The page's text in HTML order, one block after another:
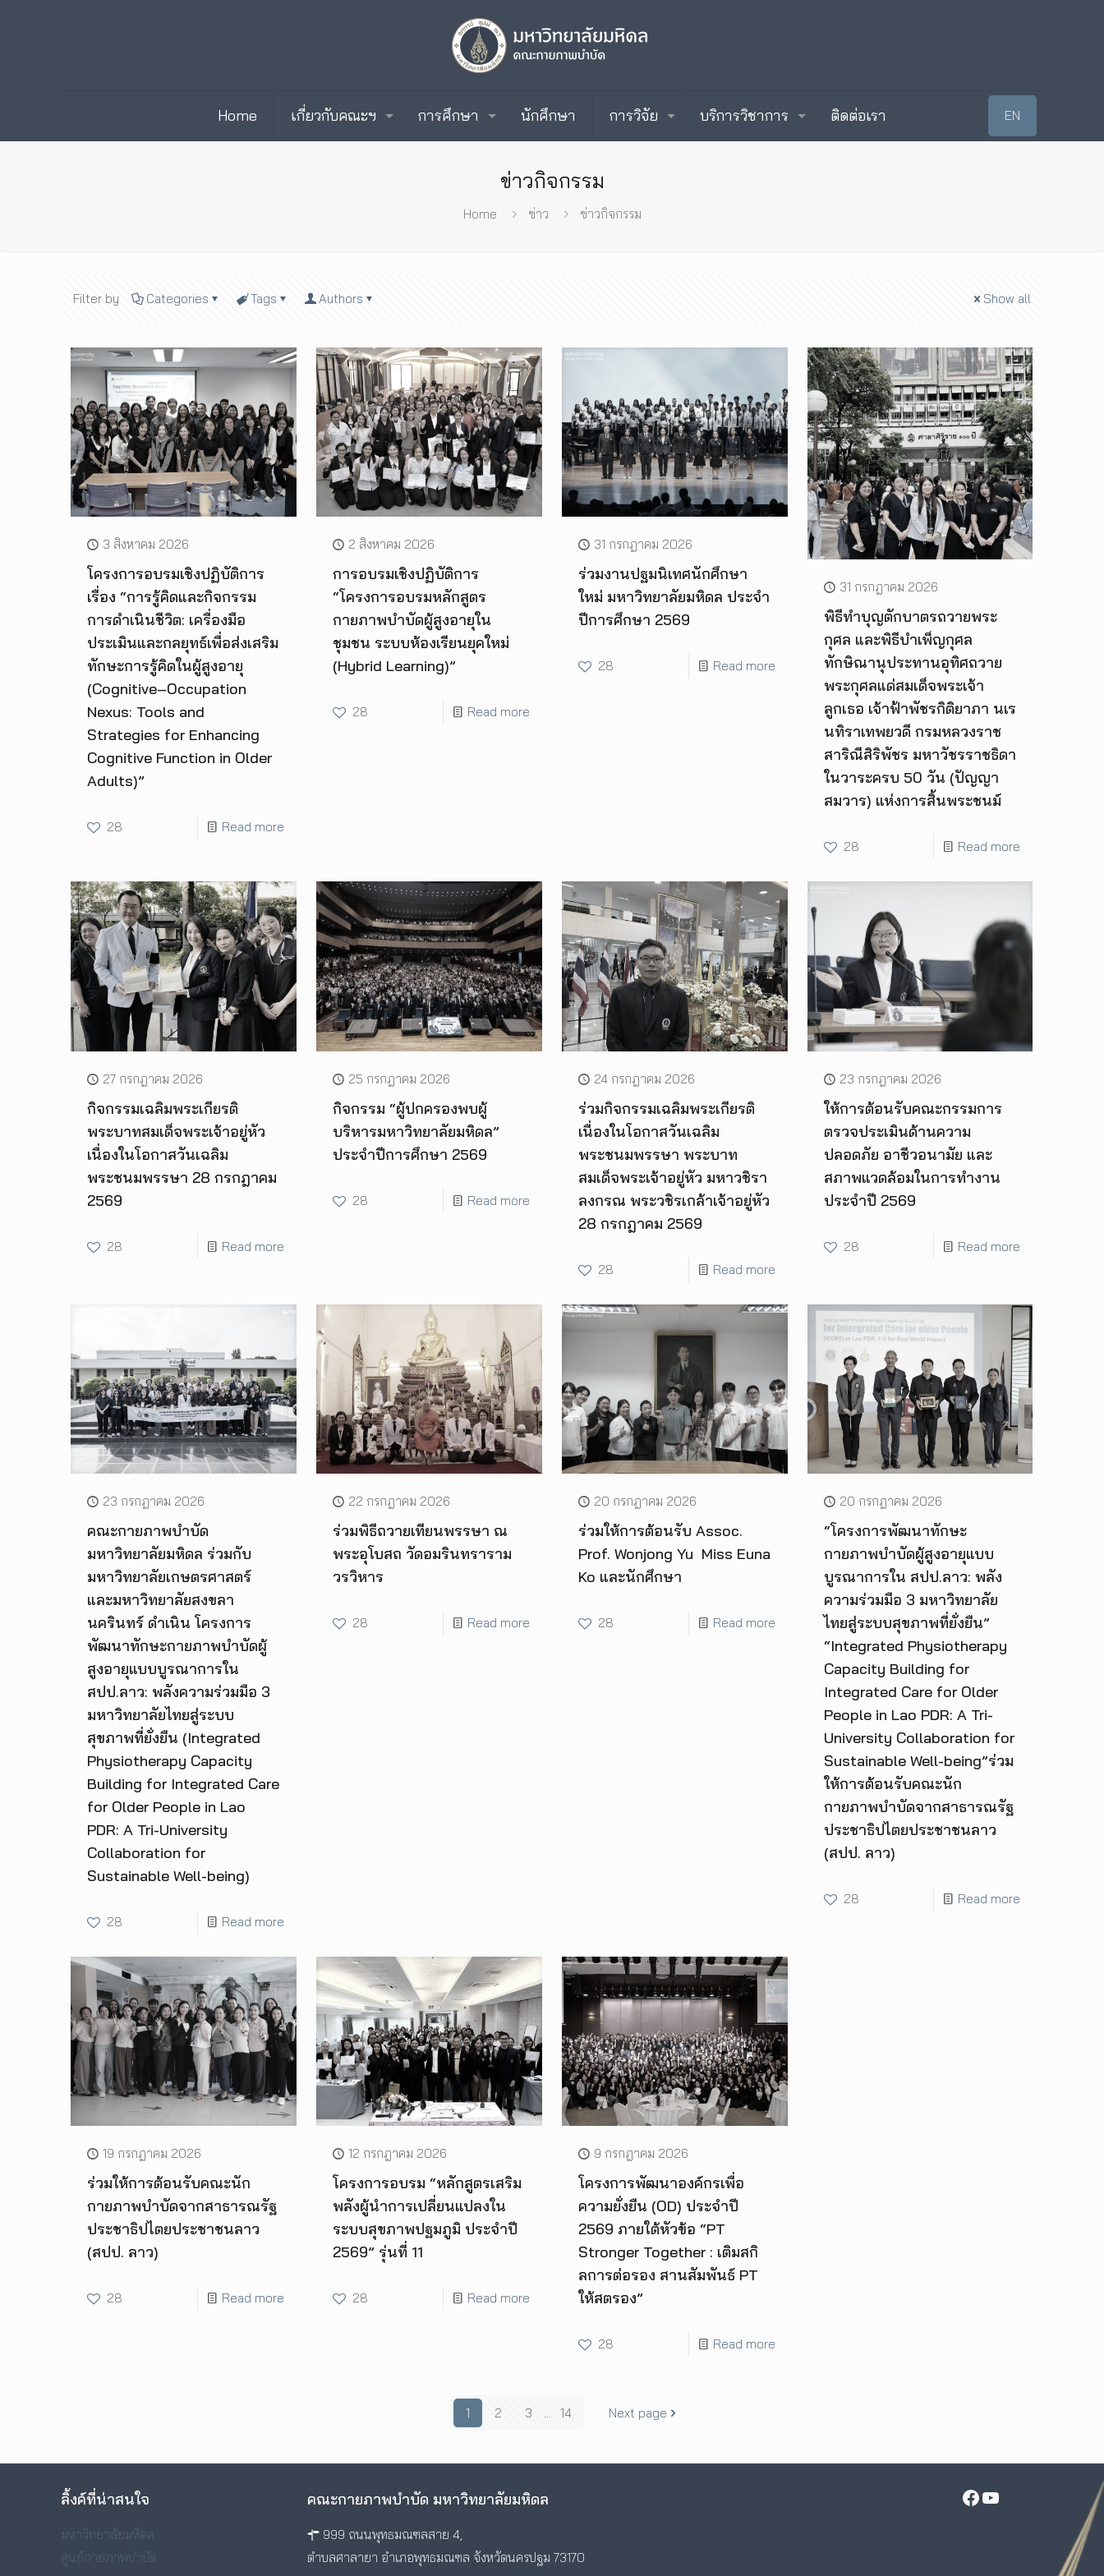
Home เกี่ยวกับคณะฯ การศึกษา นักศึกษา การวิจัย บริการวิชาการ ติดต่อเรา EN
ข่าวกิจกรรม
Home ข่าว ข่าวกิจกรรม
Filter by Categories Tags Authors Show all
3 สิงหาคม 2026
โครงการอบรมเชิงปฏิบัติการ
เรื่อง “การรู้คิดและกิจกรรม
การดำเนินชีวิต: เครื่องมือ
ประเมินและกลยุทธ์เพื่อส่งเสริม
ทักษะการรู้คิดในผู้สูงอายุ
(Cognitive–Occupation
Nexus: Tools and
Strategies for Enhancing
Cognitive Function in Older
Adults)”
28 Read more
2 สิงหาคม 2026
การอบรมเชิงปฏิบัติการ
“โครงการอบรมหลักสูตร
กายภาพบำบัดผู้สูงอายุใน
ชุมชน ระบบห้องเรียนยุคใหม่
(Hybrid Learning)”
28 Read more
31 กรกฎาคม 2026
ร่วมงานปฐมนิเทศนักศึกษา
ใหม่ มหาวิทยาลัยมหิดล ประจำ
ปีการศึกษา 2569
28 Read more
31 กรกฎาคม 2026
พิธีทำบุญตักบาตรถวายพระ
กุศล และพิธีบำเพ็ญกุศล
ทักษิณานุประทานอุทิศถวาย
พระกุศลแด่สมเด็จพระเจ้า
ลูกเธอ เจ้าฟ้าพัชรกิติยาภา นเร
นทิราเทพยวดี กรมหลวงราช
สาริณีสิริพัชร มหาวัชรราชธิดา
ในวาระครบ 50 วัน (ปัญญา
สมวาร) แห่งการสิ้นพระชนม์
28 Read more
27 กรกฎาคม 2026
กิจกรรมเฉลิมพระเกียรติ
พระบาทสมเด็จพระเจ้าอยู่หัว
เนื่องในโอกาสวันเฉลิม
พระชนมพรรษา 28 กรกฎาคม
2569
28 Read more
25 กรกฎาคม 2026
กิจกรรม “ผู้ปกครองพบผู้
บริหารมหาวิทยาลัยมหิดล”
ประจำปีการศึกษา 2569
28 Read more
24 กรกฎาคม 2026
ร่วมกิจกรรมเฉลิมพระเกียรติ
เนื่องในโอกาสวันเฉลิม
พระชนมพรรษา พระบาท
สมเด็จพระเจ้าอยู่หัว มหาวชิรา
ลงกรณ พระวชิรเกล้าเจ้าอยู่หัว
28 กรกฎาคม 2569
28 Read more
23 กรกฎาคม 2026
ให้การต้อนรับคณะกรรมการ
ตรวจประเมินด้านความ
ปลอดภัย อาชีวอนามัย และ
สภาพแวดล้อมในการทำงาน
ประจำปี 2569
28 Read more
23 กรกฎาคม 2026
คณะกายภาพบำบัด
มหาวิทยาลัยมหิดล ร่วมกับ
มหาวิทยาลัยเกษตรศาสตร์
และมหาวิทยาลัยสงขลา
นครินทร์ ดำเนิน โครงการ
พัฒนาทักษะกายภาพบำบัดผู้
สูงอายุแบบบูรณาการใน
สปป.ลาว: พลังความร่วมมือ 3
มหาวิทยาลัยไทยสู่ระบบ
สุขภาพที่ยั่งยืน (Integrated
Physiotherapy Capacity
Building for Integrated Care
for Older People in Lao
PDR: A Tri-University
Collaboration for
Sustainable Well-being)
28 Read more
22 กรกฎาคม 2026
ร่วมพิธีถวายเทียนพรรษา ณ
พระอุโบสถ วัดอมรินทราราม
วรวิหาร
28 Read more
20 กรกฎาคม 2026
ร่วมให้การต้อนรับ Assoc.
Prof. Wonjong Yu Miss Euna
Ko และนักศึกษา
28 Read more
20 กรกฎาคม 2026
“โครงการพัฒนาทักษะ
กายภาพบำบัดผู้สูงอายุแบบ
บูรณาการใน สปป.ลาว: พลัง
ความร่วมมือ 3 มหาวิทยาลัย
ไทยสู่ระบบสุขภาพที่ยั่งยืน”
“Integrated Physiotherapy
Capacity Building for
Integrated Care for Older
People in Lao PDR: A Tri-
University Collaboration for
Sustainable Well-being”ร่วม
ให้การต้อนรับคณะนัก
กายภาพบำบัดจากสาธารณรัฐ
ประชาธิปไตยประชาชนลาว
(สปป. ลาว)
28 Read more
19 กรกฎาคม 2026
ร่วมให้การต้อนรับคณะนัก
กายภาพบำบัดจากสาธารณรัฐ
ประชาธิปไตยประชาชนลาว
(สปป. ลาว)
28 Read more
12 กรกฎาคม 2026
โครงการอบรม “หลักสูตรเสริม
พลังผู้นำการเปลี่ยนแปลงใน
ระบบสุขภาพปฐมภูมิ ประจำปี
2569” รุ่นที่ 11
28 Read more
9 กรกฎาคม 2026
โครงการพัฒนาองค์กรเพื่อ
ความยั่งยืน (OD) ประจำปี
2569 ภายใต้หัวข้อ “PT
Stronger Together : เติมสกิ
ลการต่อรอง สานสัมพันธ์ PT
ให้สตรอง”
28 Read more
1 2 3 ... 14 Next page
ลิ้งค์ที่น่าสนใจ
มหาวิทยาลัยมหิดล
ศูนย์กายภาพบำบัด
คณะกายภาพบำบัด มหาวิทยาลัยมหิดล
999 ถนนพุทธมณฑลสาย 4,
ตำบลศาลายา อำเภอพุทธมณฑล จังหวัดนครปฐม 73170
Facebook YouTube